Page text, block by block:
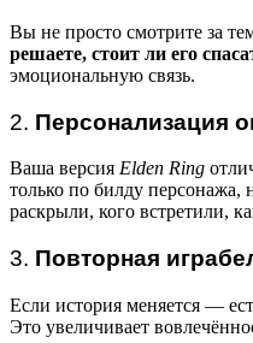
Вы не просто смотрите за
решаете, стоит ли его
эмоциональную связь.
2. Персонализация
Ваша версия Elden Ring
только по билду
раскрыли, кого встретили,
3. Повторная
Если история меняется —
Это увеличивает